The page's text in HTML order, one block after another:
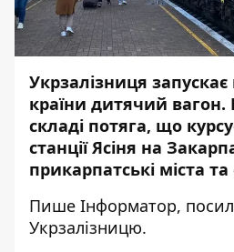
Укрзалізниця запускає
країни дитячий вагон.
складі потяга, що
станції Ясіня на
прикарпатські міста та
Пише Інформатор,
Укрзалізницю.